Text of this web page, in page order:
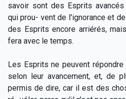
savoir sont des Esprits
qui prou- vent de l'ignorance et
des Esprits encore arriérés,
fera avec le temps.
Les Esprits ne peuvent
selon leur avancement, et, de
permis de dire, car il est des